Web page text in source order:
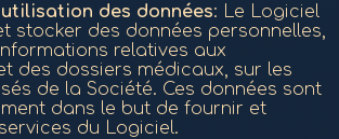
des données: Le Logiciel
stocker des données personnelles,
relatives aux
des dossiers médicaux, sur les
de la Société. Ces données sont
dans le but de fournir et
du Logiciel.